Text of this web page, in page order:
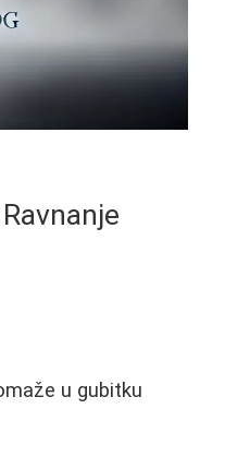
u gubitku